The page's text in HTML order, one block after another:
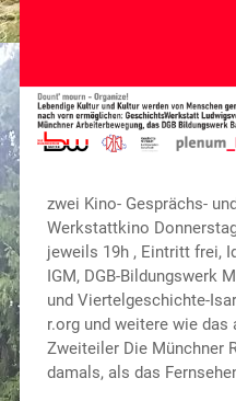
zwei Kino- Gesprächs-
Werkstattkino
jeweils 19h , Eintritt frei,
IGM, DGB-Bildungswerk
und Viertelgeschichte-
r.org und weitere wie
Zweiteiler Die Münchner
damals, als das